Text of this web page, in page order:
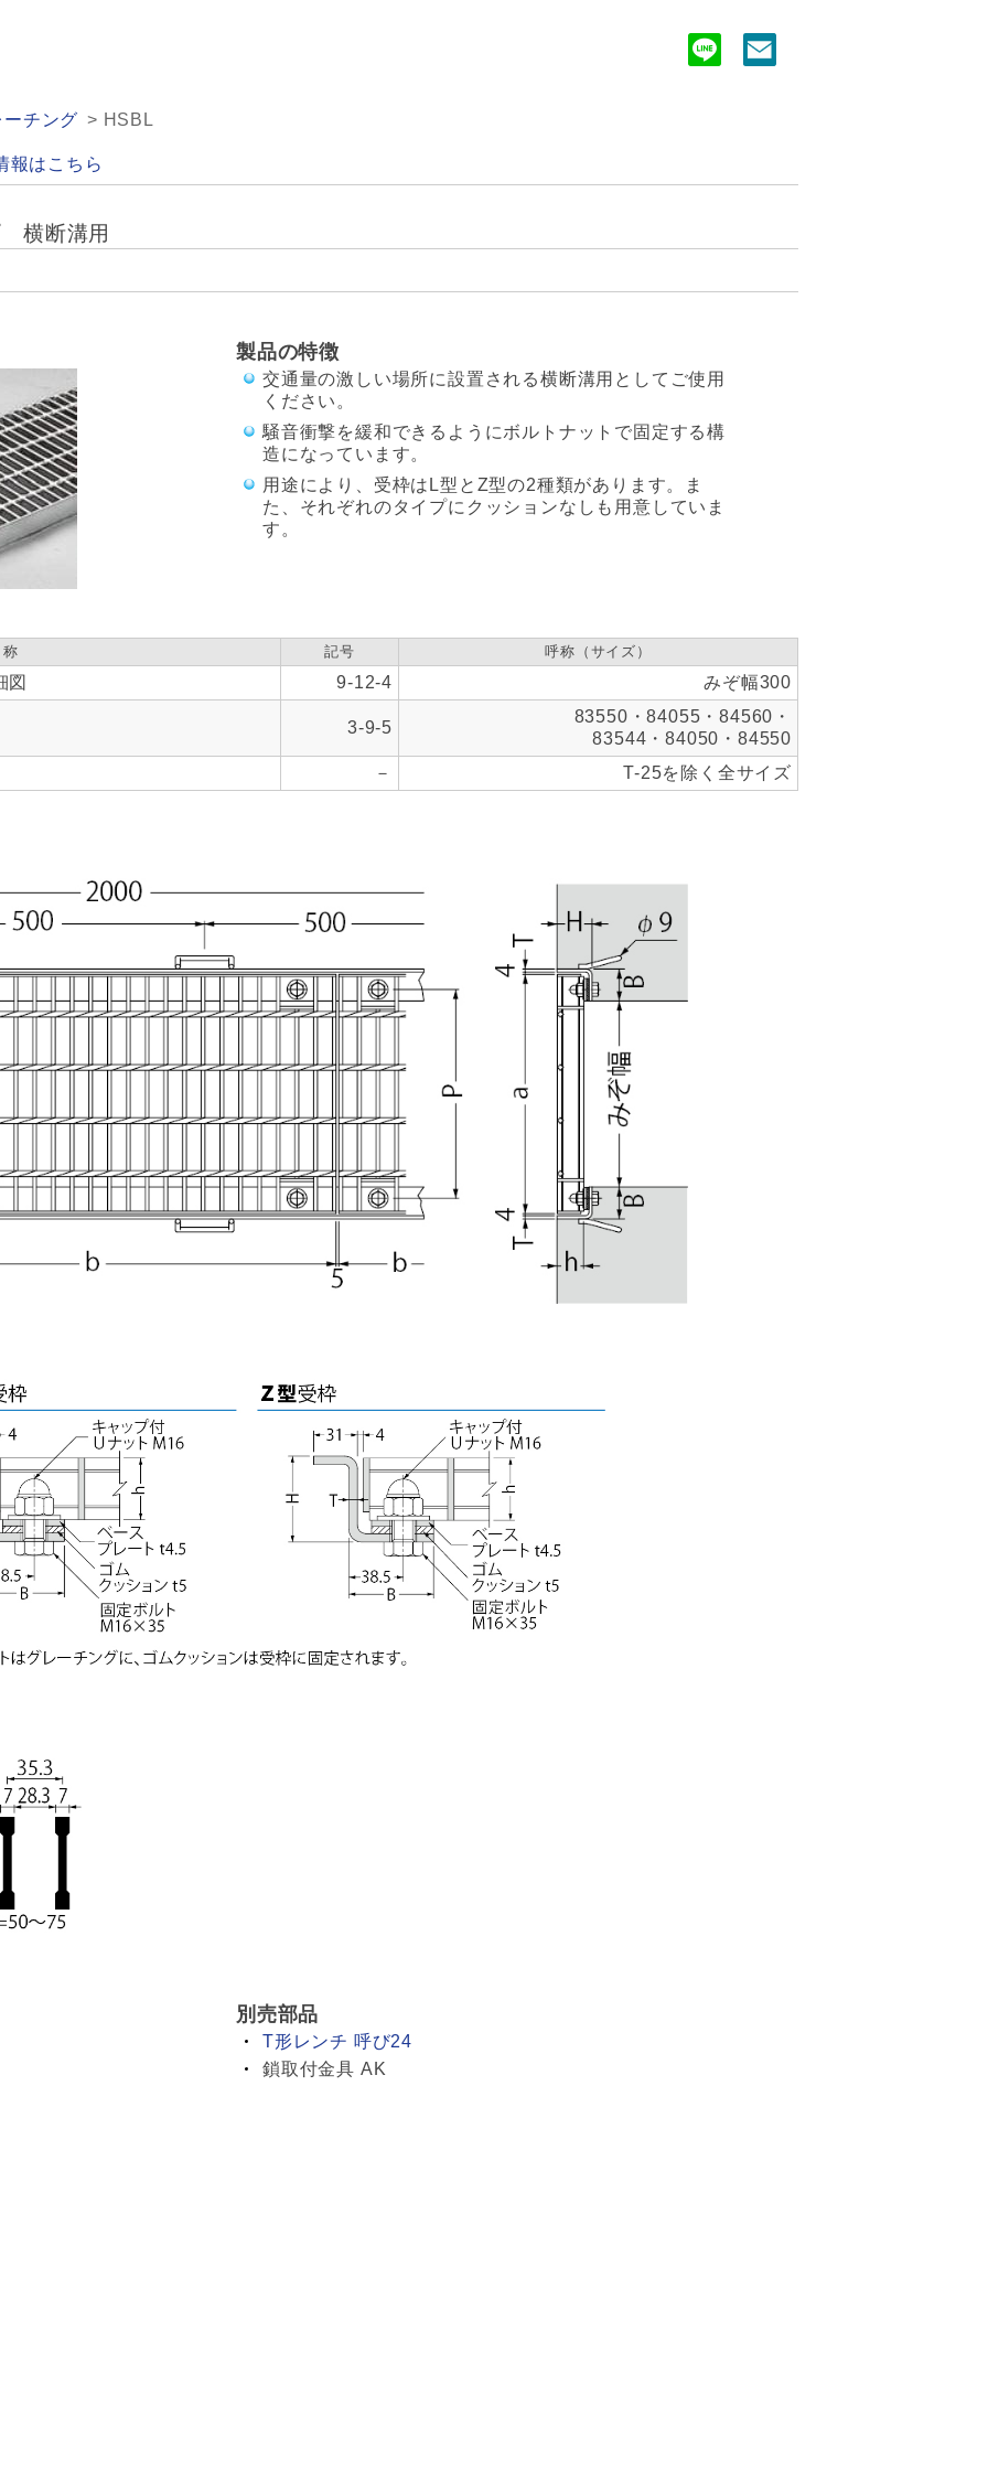
チング HSBL
報はこちら
横断溝用
製品の特徴
交通量の激しい場所に設置される横断溝用としてご使用
ください。
騒音衝撃を緩和できるようにボルトナットで固定する構
造になっています。
用途により、受枠はL型とZ型の2種類があります。ま
た、それぞれのタイプにクッションなしも用意していま
す。
称 記号 呼称（サイズ）
図 9-12-4 みぞ幅300
3-9-5
83550・84055・84560・
83544・84050・84550
－
T-25を除く全サイズ
別売部品
T形レンチ 呼び24
鎖取付金具 AK